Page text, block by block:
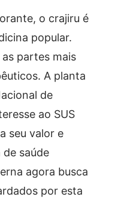
o crajiru é
popular.
partes mais
A planta
de
ao SUS
seu valor e
saúde
agora busca
por esta